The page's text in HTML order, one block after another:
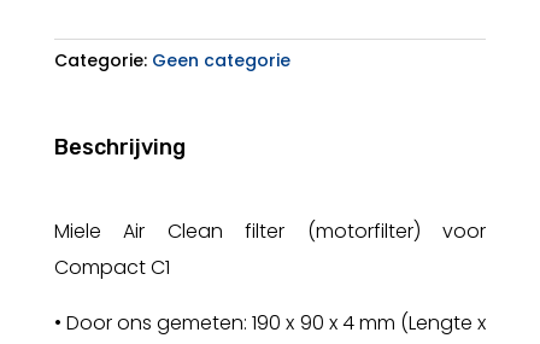
Categorie: Geen categorie
Beschrijving
Miele Air Clean filter (motorfilter) voor
Compact C1
• Door ons gemeten: 190 x 90 x 4 mm (Lengte x